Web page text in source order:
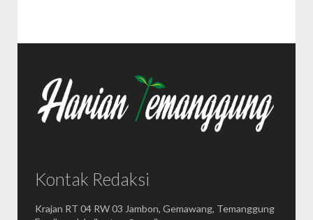
Kontak Redaksi
Krajan RT 04 RW 03 Jambon, Gemawang, Temanggung